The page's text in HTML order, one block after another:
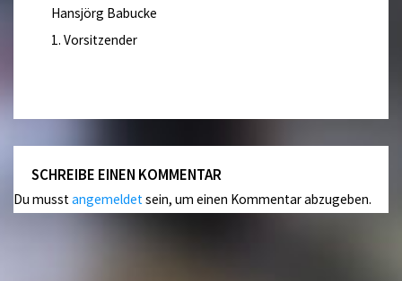
Hansjörg Babucke
1. Vorsitzender
SCHREIBE EINEN KOMMENTAR
Du musstangemeldetsein, um einen Kommentar abzugeben.